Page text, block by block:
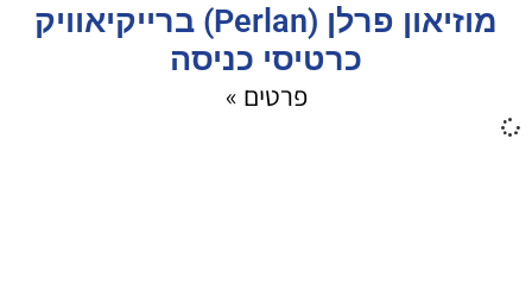
מוזיאון פרלן (Perlan) ברייקיאוויק
כרטיסי כניסה
פרטים »